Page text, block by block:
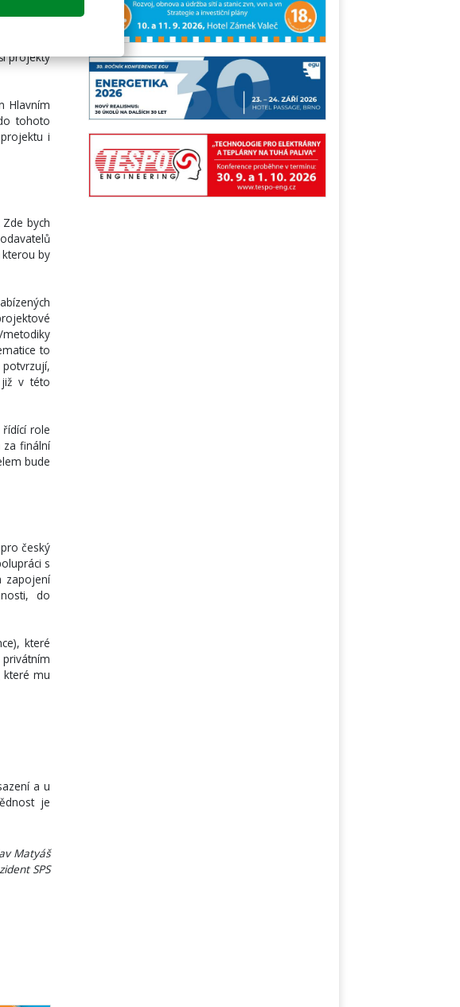
řadě
projekty
Hlavním
tohoto
i
bych
by
to
již v této
role
za finální
bude
český
s
zapojení
do
které
mu
a u
je
Matyáš
SPS